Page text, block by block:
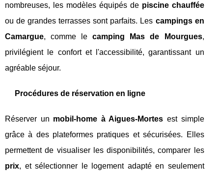
nombreuses, les modèles équipés de piscine chauffée
ou de grandes terrasses sont parfaits. Les campings en
Camargue, comme lecamping Mas de Mourgues,
privilégient le confort et l'accessibilité, garantissant un
agréable séjour.
Procédures de réservation en ligne
Réserver un mobil-home à Aigues-Mortes est simple
grâce à des plateformes pratiques et sécurisées. Elles
permettent de visualiser les disponibilités, comparer les
prix, et sélectionner le logement adapté en seulement